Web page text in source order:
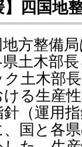
】四国
方整備局
土木部
ク土木部
る生産
（運用
、国と各